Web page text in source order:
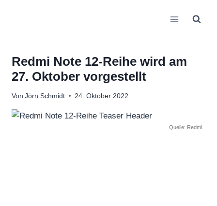
Redmi Note 12-Reihe wird am
27. Oktober vorgestellt
Von Jörn Schmidt 24. Oktober 2022
Quelle: Redmi